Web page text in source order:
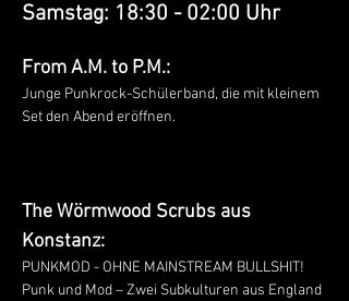
Samstag: 18:30 - 02:00 Uhr
From A.M. to P.M.:
Junge Punkrock-Schülerband, die mit kleinem
Set den Abend eröffnen.
The Wörmwood Scrubs aus
Konstanz:
PUNKMOD - OHNE MAINSTREAM BULLSHIT!
Punk und Mod – Zwei Subkulturen aus England